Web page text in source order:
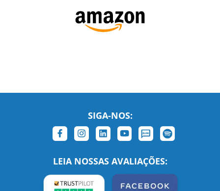
SIGA-NOS:
LEIA NOSSAS AVALIAÇÕES: